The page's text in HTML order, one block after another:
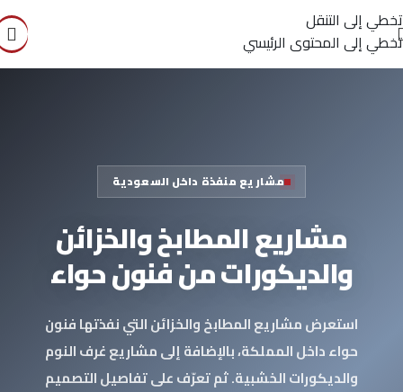
تخطي إلى التنقل
تخطي إلى المحتوى الرئيسي
مشاريع منفذة داخل السعودية
مشاريع المطابخ والخزائن
والديكورات من فنون حواء
استعرض مشاريع المطابخ والخزائن التي نفذتها فنون
حواء داخل المملكة، بالإضافة إلى مشاريع غرف النوم
والديكورات الخشبية. ثم تعرّف على تفاصيل التصميم